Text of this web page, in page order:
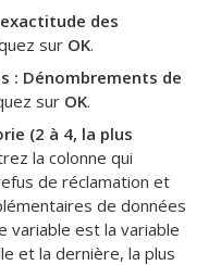
des
sur OK.
: Dénombrements de
sur OK.
(2 à 4, la plus
la colonne qui
de réclamation et
de données
variable est la variable
et la dernière, la plus